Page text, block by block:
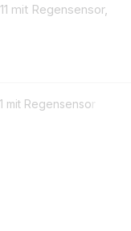
mit Regensensor,